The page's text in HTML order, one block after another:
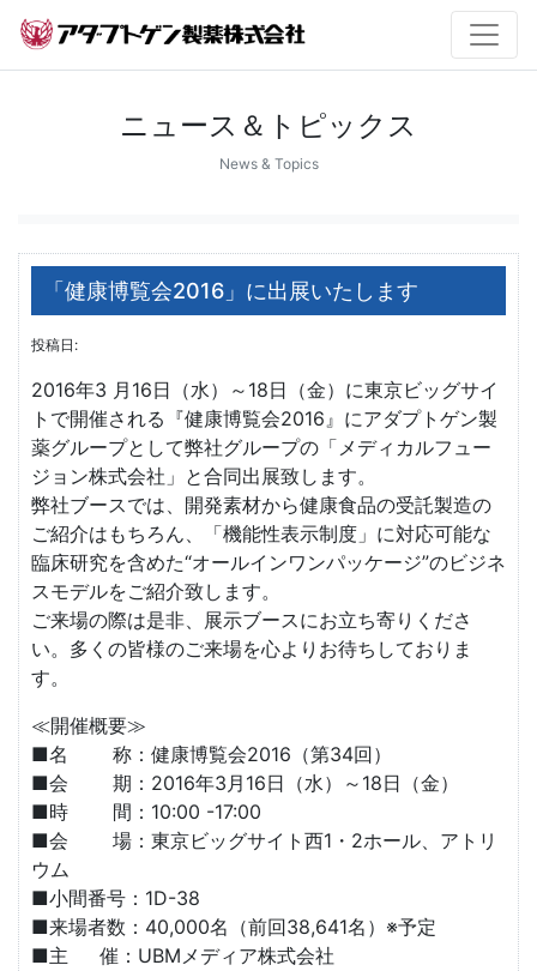
ニュース＆トピックス
News & Topics
「健康博覧会2016」に出展いたします
投稿日:
2016年3 月16日（水）～18日（金）に東京ビッグサイ
トで開催される『健康博覧会2016』にアダプトゲン製
薬グループとして弊社グループの「メディカルフュー
ジョン株式会社」と合同出展致します。
弊社ブースでは、開発素材から健康食品の受託製造の
ご紹介はもちろん、「機能性表示制度」に対応可能な
臨床研究を含めた“オールインワンパッケージ”のビジネ
スモデルをご紹介致します。
ご来場の際は是非、展示ブースにお立ち寄りくださ
い。多くの皆様のご来場を心よりお待ちしておりま
す。
≪開催概要≫
■名 称：健康博覧会2016（第34回）
■会 期：2016年3月16日（水）～18日（金）
■時 間：10:00 -17:00
■会 場：東京ビッグサイト西1・2ホール、アトリ
ウム
■小間番号：1D-38
■来場者数：40,000名（前回38,641名）※予定
■主 催：UBMメディア株式会社